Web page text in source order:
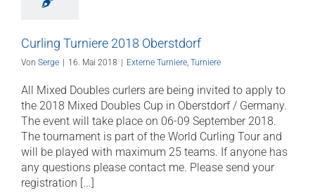
Curling Turniere 2018 Oberstdorf
Von Serge | 16. Mai 2018 | Externe Turniere Turniere
All Mixed Doubles curlers are being invited to apply to
the 2018 Mixed Doubles Cup in Oberstdorf / Germany.
The event will take place on 06-09 September 2018.
The tournament is part of the World Curling Tour and
will be played with maximum 25 teams. If anyone has
any questions please contact me. Please send your
registration [...]